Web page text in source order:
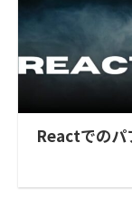
Reactでのパ